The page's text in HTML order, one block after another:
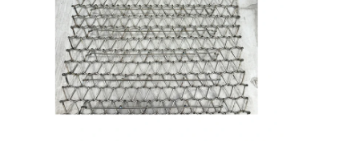
होम
उत्पाद